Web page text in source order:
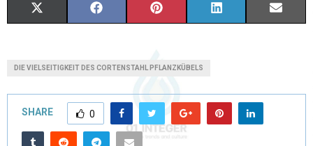
I
T O R
DIE VIELSEITIGKEIT DES CORTENSTAHL PFLANZKÜBELS
SHARE 0